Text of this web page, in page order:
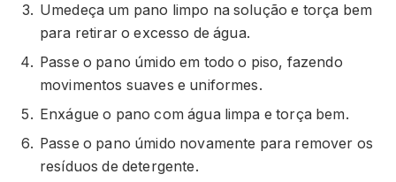
Umedeça um pano limpo na solução e torça bem
para retirar o excesso de água.
Passe o pano úmido em todo o piso, fazendo
movimentos suaves e uniformes.
Enxágue o pano com água limpa e torça bem.
Passe o pano úmido novamente para remover os
resíduos de detergente.